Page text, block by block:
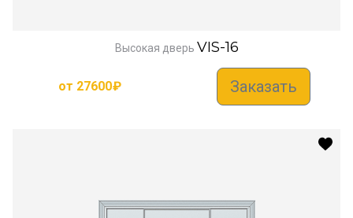
Высокая дверь VIS-16
от 27600₽ Заказать